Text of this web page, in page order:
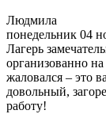
Людмила
понедельник 04
Лагерь
организованно
жаловался – это
довольный,
работу!